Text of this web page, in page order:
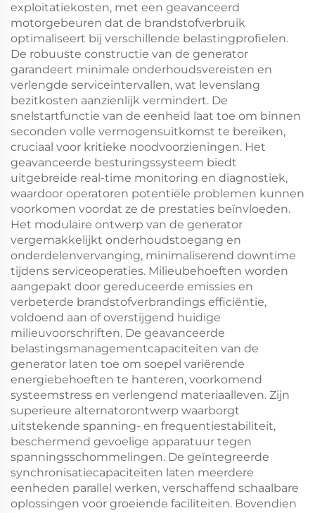
exploitatiekosten, met een geavanceerd
motorgebeuren dat de brandstofverbruik
optimaliseert bij verschillende belastingprofielen.
De robuuste constructie van de generator
garandeert minimale onderhoudsvereisten en
verlengde serviceintervallen, wat levenslang
bezitkosten aanzienlijk vermindert. De
snelstartfunctie van de eenheid laat toe om binnen
seconden volle vermogensuitkomst te bereiken,
cruciaal voor kritieke noodvoorzieningen. Het
geavanceerde besturingssysteem biedt
uitgebreide real-time monitoring en diagnostiek,
waardoor operatoren potentiële problemen kunnen
voorkomen voordat ze de prestaties beïnvloeden.
Het modulaire ontwerp van de generator
vergemakkelijkt onderhoudstoegang en
onderdelenvervanging, minimaliserend downtime
tijdens serviceoperaties. Milieubehoeften worden
aangepakt door gereduceerde emissies en
verbeterde brandstofverbrandings efficiëntie,
voldoend aan of overstijgend huidige
milieuvoorschriften. De geavanceerde
belastingsmanagementcapaciteiten van de
generator laten toe om soepel variërende
energiebehoeften te hanteren, voorkomend
systeemstress en verlengend materiaalleven. Zijn
superieure alternatorontwerp waarborgt
uitstekende spanning- en frequentiestabiliteit,
beschermend gevoelige apparatuur tegen
spanningsschommelingen. De geïntegreerde
synchronisatiecapaciteiten laten meerdere
eenheden parallel werken, verschaffend schaalbare
oplossingen voor groeiende faciliteiten. Bovendien